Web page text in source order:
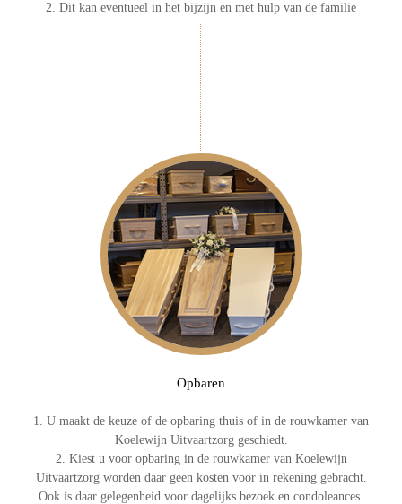
2. Dit kan eventueel in het bijzijn en met hulp van de familie
Opbaren
1. U maakt de keuze of de opbaring thuis of in de rouwkamer van
Koelewijn Uitvaartzorg geschiedt.
2. Kiest u voor opbaring in de rouwkamer van Koelewijn
Uitvaartzorg worden daar geen kosten voor in rekening gebracht.
Ook is daar gelegenheid voor dagelijks bezoek en condoleances.